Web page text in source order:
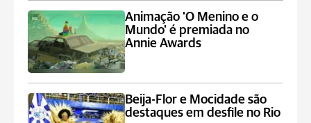
Animação 'O Menino e o
Mundo' é premiada no
Annie Awards
Beija-Flor e Mocidade são
destaques em desfile no Rio